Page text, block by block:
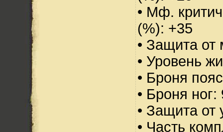
• Мф.
(%): +35
• Защита от
• Уровень
• Броня
• Броня
• Защита от
• Часть